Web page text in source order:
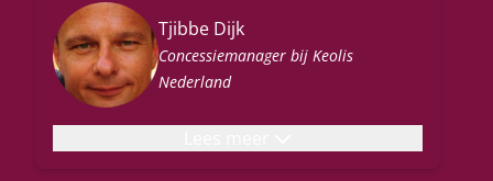
Tjibbe Dijk
Concessiemanager bij Keolis
Nederland